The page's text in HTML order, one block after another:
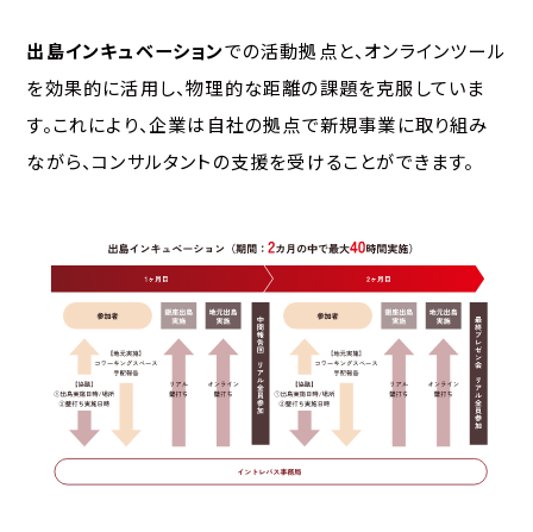
出島インキュベーションでの活動拠点と、オンラインツール
を効果的に活用し、物理的な距離の課題を克服していま
す。これにより、企業は自社の拠点で新規事業に取り組み
ながら、コンサルタントの支援を受けることができます。